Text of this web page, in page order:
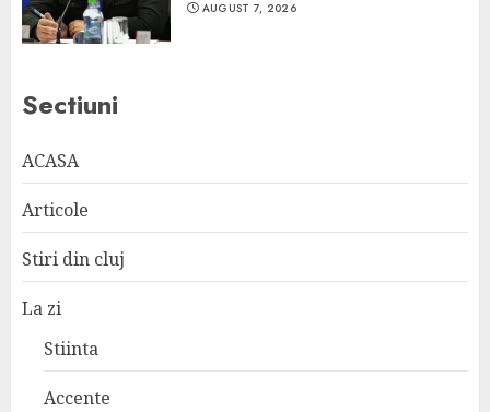
AUGUST 7, 2026
Sectiuni
ACASA
Articole
Stiri din cluj
La zi
Stiinta
Accente